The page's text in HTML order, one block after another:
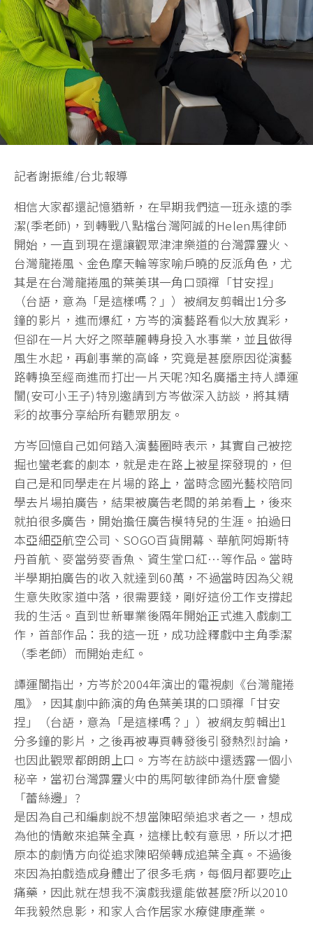
記者謝振維/台北報導
相信大家都還記憶猶新，在早期我們這一班永遠的季
潔(季老師)，到轉戰八點檔台灣阿誠的Helen馬律師
開始，一直到現在還讓觀眾津津樂道的台灣霹靂火、
台灣龍捲風、金色摩天輪等家喻戶曉的反派角色，尤
其是在台灣龍捲風的葉美琪一角口頭禪「甘安捏」
（台語，意為「是這樣嗎？」）被網友剪輯出1分多
鐘的影片，進而爆紅，方岑的演藝路看似大放異彩，
但卻在一片大好之際華麗轉身投入水事業，並且做得
風生水起，再創事業的高峰，究竟是甚麼原因從演藝
路轉換至經商進而打出一片天呢?知名廣播主持人譚運
闓(安可小王子)特別邀請到方岑做深入訪談，將其精
彩的故事分享給所有聽眾朋友。
方岑回憶自己如何踏入演藝圈時表示，其實自己被挖
掘也蠻老套的劇本，就是走在路上被星探發現的，但
自己是和同學走在片場的路上，當時念國光藝校陪同
學去片場拍廣告，結果被廣告老闆的弟弟看上，後來
就拍很多廣告，開始擔任廣告模特兒的生涯。拍過日
本亞細亞航空公司、SOGO百貨開幕、華航阿姆斯特
丹首航、麥當勞麥香魚、資生堂口紅…等作品。當時
半學期拍廣告的收入就達到60萬，不過當時因為父親
生意失敗家道中落，很需要錢，剛好這份工作支撐起
我的生活。直到世新畢業後隔年開始正式進入戲劇工
作，首部作品：我的這一班，成功詮釋戲中主角季潔
（季老師）而開始走紅。
譚運闓指出，方岑於2004年演出的電視劇《台灣龍捲
風》，因其劇中飾演的角色葉美琪的口頭禪「甘安
捏」（台語，意為「是這樣嗎？」）被網友剪輯出1
分多鐘的影片，之後再被專頁轉發後引發熱烈討論，
也因此觀眾都朗朗上口。方岑在訪談中還透露一個小
秘辛，當初台灣霹靂火中的馬阿敏律師為什麼會變
「蕾絲邊」?
是因為自己和編劇說不想當陳昭榮追求者之一，想成
為他的情敵來追葉全真，這樣比較有意思，所以才把
原本的劇情方向從追求陳昭榮轉成追葉全真。不過後
來因為拍戲造成身體出了很多毛病，每個月都要吃止
痛藥，因此就在想我不演戲我還能做甚麼?所以2010
年我毅然息影，和家人合作居家水療健康產業。